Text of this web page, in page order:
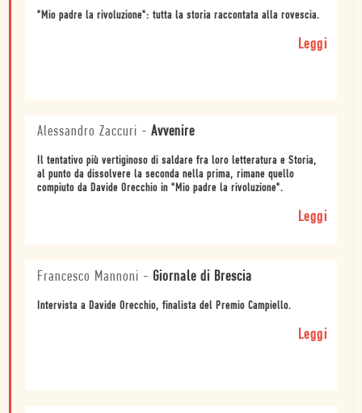
"Mio padre la rivoluzione": tutta la storia raccontata alla rovescia.
Leggi
Alessandro Zaccuri - Avvenire
Il tentativo più vertiginoso di saldare fra loro letteratura e Storia,
al punto da dissolvere la seconda nella prima, rimane quello
compiuto da Davide Orecchio in "Mio padre la rivoluzione".
Leggi
Francesco Mannoni - Giornale di Brescia
Intervista a Davide Orecchio, finalista del Premio Campiello.
Leggi